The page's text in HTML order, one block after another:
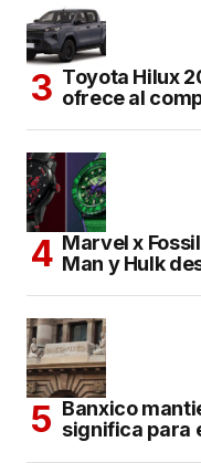
Toyota Hilux
ofrece al
Marvel x
Man y Hulk
Banxico
significa para